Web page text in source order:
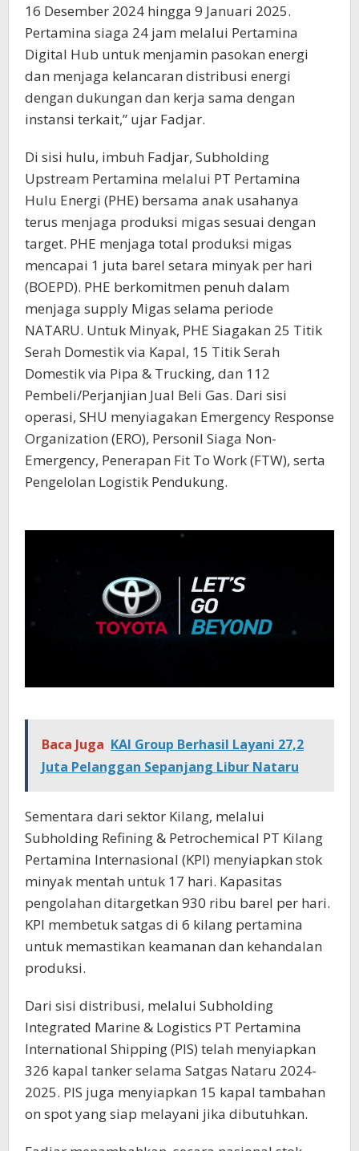
16 Desember 2024 hingga 9 Januari 2025.
Pertamina siaga 24 jam melalui Pertamina
Digital Hub untuk menjamin pasokan energi
dan menjaga kelancaran distribusi energi
dengan dukungan dan kerja sama dengan
instansi terkait,” ujar Fadjar.
Di sisi hulu, imbuh Fadjar, Subholding
Upstream Pertamina melalui PT Pertamina
Hulu Energi (PHE) bersama anak usahanya
terus menjaga produksi migas sesuai dengan
target. PHE menjaga total produksi migas
mencapai 1 juta barel setara minyak per hari
(BOEPD). PHE berkomitmen penuh dalam
menjaga supply Migas selama periode
NATARU. Untuk Minyak, PHE Siagakan 25 Titik
Serah Domestik via Kapal, 15 Titik Serah
Domestik via Pipa & Trucking, dan 112
Pembeli/Perjanjian Jual Beli Gas. Dari sisi
operasi, SHU menyiagakan Emergency Response
Organization (ERO), Personil Siaga Non-
Emergency, Penerapan Fit To Work (FTW), serta
Pengelolan Logistik Pendukung.
Baca Juga KAI Group Berhasil Layani 27,2
Juta Pelanggan Sepanjang Libur Nataru
Sementara dari sektor Kilang, melalui
Subholding Refining & Petrochemical PT Kilang
Pertamina Internasional (KPI) menyiapkan stok
minyak mentah untuk 17 hari. Kapasitas
pengolahan ditargetkan 930 ribu barel per hari.
KPI membetuk satgas di 6 kilang pertamina
untuk memastikan keamanan dan kehandalan
produksi.
Dari sisi distribusi, melalui Subholding
Integrated Marine & Logistics PT Pertamina
International Shipping (PIS) telah menyiapkan
326 kapal tanker selama Satgas Nataru 2024-
2025. PIS juga menyiapkan 15 kapal tambahan
on spot yang siap melayani jika dibutuhkan.